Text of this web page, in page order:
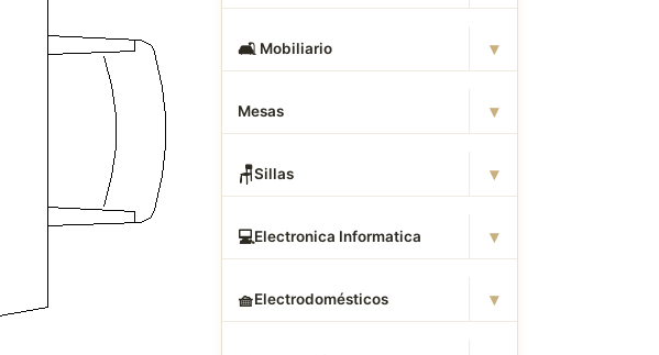
🛋 ️ Mobiliario ▾
Mesas ▾
🪑Sillas ▾
💻Electronica Informatica ▾
🧺Electrodomésticos ▾